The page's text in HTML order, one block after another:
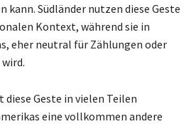
kann. Südländer nutzen diese Geste
Kontext, während sie in
eher neutral für Zählungen oder
diese Geste in vielen Teilen
eine vollkommen andere